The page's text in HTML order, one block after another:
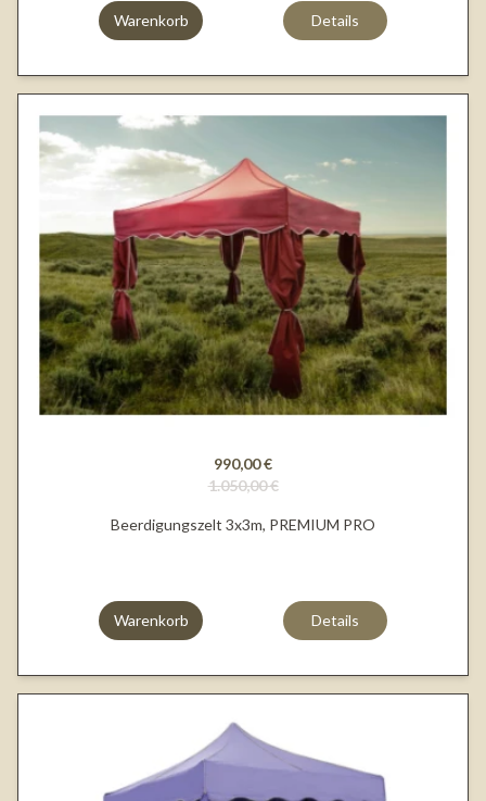
Warenkorb Details
990,00 €
1.050,00 €
Beerdigungszelt 3x3m, PREMIUM PRO
Warenkorb Details